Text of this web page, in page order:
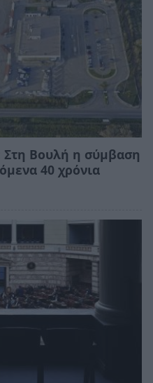
Στη Βουλή η σύμβαση
40 χρόνια